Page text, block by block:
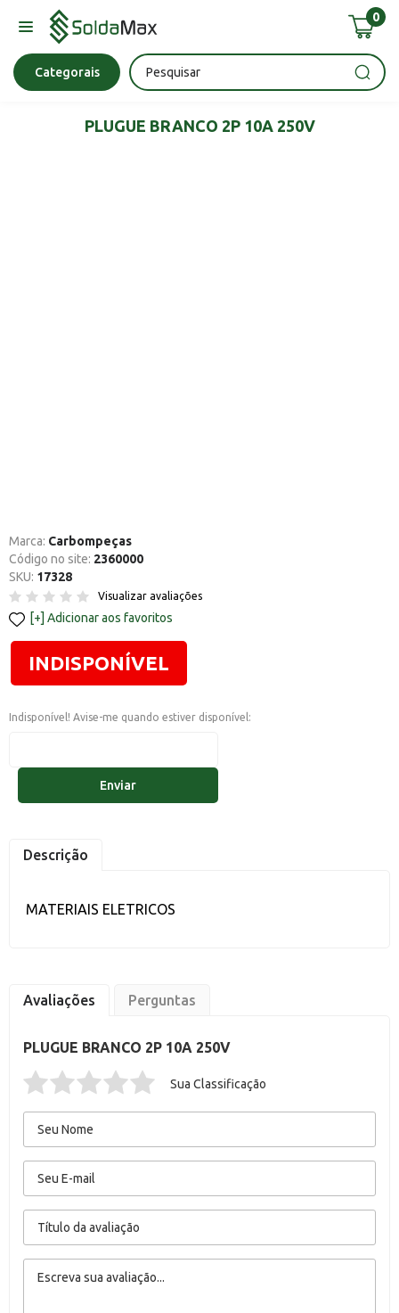
0
Categorais
Bateria Chave Impacto Esmerilhadeira
PLUGUE BRANCO 2P 10A 250V
Marca: Carbompeças
Código no site: 2360000
SKU: 17328
Visualizar avaliações
Adicionar aos favoritos
INDISPONÍVEL
Indisponível! Avise-me quando estiver disponível:
Enviar
Descrição
MATERIAIS ELETRICOS
Avaliações Perguntas
PLUGUE BRANCO 2P 10A 250V
Sua Classificação